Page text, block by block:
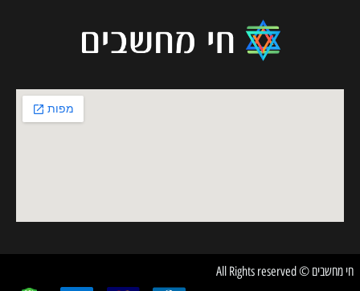
חי מחשבים © All Rights reserved